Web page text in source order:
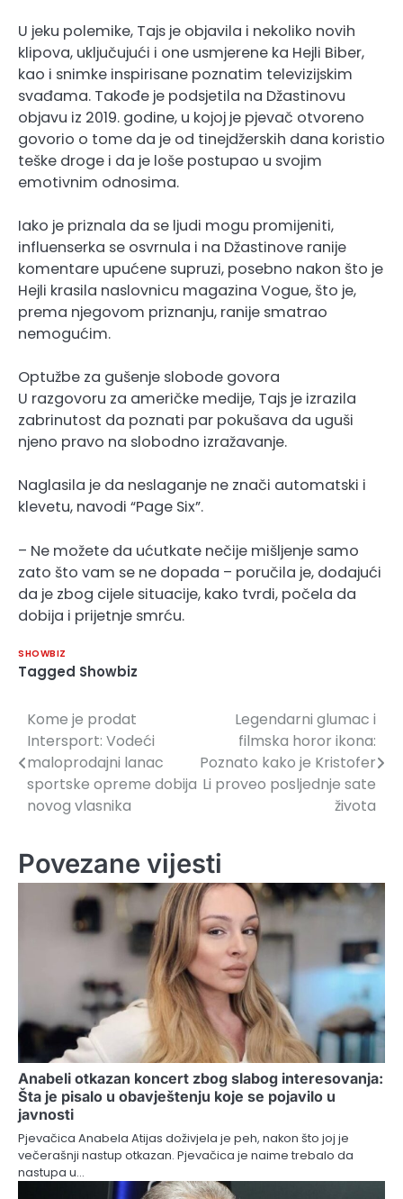
U jeku polemike, Tajs je objavila i nekoliko novih
klipova, uključujući i one usmjerene ka Hejli Biber,
kao i snimke inspirisane poznatim televizijskim
svađama. Takođe je podsjetila na Džastinovu
objavu iz 2019. godine, u kojoj je pjevač otvoreno
govorio o tome da je od tinejdžerskih dana koristio
teške droge i da je loše postupao u svojim
emotivnim odnosima.
Iako je priznala da se ljudi mogu promijeniti,
influenserka se osvrnula i na Džastinove ranije
komentare upućene supruzi, posebno nakon što je
Hejli krasila naslovnicu magazina Vogue, što je,
prema njegovom priznanju, ranije smatrao
nemogućim.
Optužbe za gušenje slobode govora
U razgovoru za američke medije, Tajs je izrazila
zabrinutost da poznati par pokušava da uguši
njeno pravo na slobodno izražavanje.
Naglasila je da neslaganje ne znači automatski i
klevetu, navodi “Page Six”.
– Ne možete da ućutkate nečije mišljenje samo
zato što vam se ne dopada – poručila je, dodajući
da je zbog cijele situacije, kako tvrdi, počela da
dobija i prijetnje smrću.
SHOWBIZ
Tagged Showbiz
Navigacija
članaka
Kome je prodat
Intersport: Vodeći
maloprodajni lanac
sportske opreme dobija
novog vlasnika
​Legendarni glumac i
filmska horor ikona:
Poznato kako je Kristofer
Li proveo posljednje sate
života
Povezane vijesti
Anabeli otkazan koncert zbog slabog interesovanja:
Šta je pisalo u obavještenju koje se pojavilo u
javnosti
Pjevačica Anabela Atijas doživjela je peh, nakon što joj je
večerašnji nastup otkazan. Pjevačica je naime trebalo da
nastupa u…